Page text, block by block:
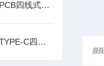
MICROTEST 9331 PCB四线式导通耐压测试仪
MICROTEST 8751 TYPE-C四线式线材测试仪